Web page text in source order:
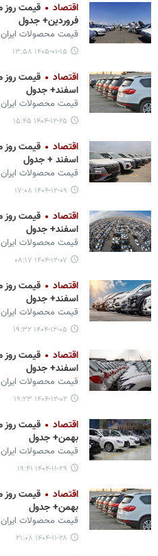
اقتصاد
فروردین+ جدول
قیمت محصولات ایران‌
۱۴۰۵-۰۱-۱۵ ۱۳:۵۸
اقتصاد
اسفند+ جدول
قیمت محصولات ایران‌
۱۴۰۴-۱۲-۲۵ ۱۵:۴۵
اقتصاد
اسفند + جدول
قیمت محصولات ایران‌
۱۴۰۴-۱۲-۰۹ ۱۷:۰۸
اقتصاد
اسفند+ جدول
قیمت محصولات ایران‌
۱۴۰۴-۱۲-۰۷ ۰۸:۱۷
اقتصاد
اسفند+ جدول
قیمت محصولات ایران‌
۱۴۰۴-۱۲-۰۵ ۱۹:۳۲
اقتصاد
اسفند+ جدول
قیمت محصولات ایران‌
۱۴۰۴-۱۲-۰۲ ۱۹:۲۳
اقتصاد
بهمن+ جدول
قیمت محصولات ایران‌
۱۴۰۴-۱۱-۲۹ ۱۹:۴۱
اقتصاد
بهمن+ جدول
قیمت محصولات ایران‌
۱۴۰۴-۱۱-۲۸ ۲۱:۰۸